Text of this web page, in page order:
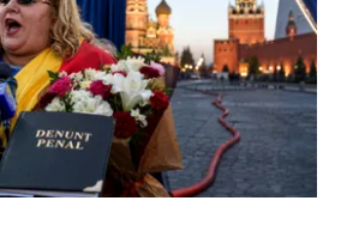
dur pe Ilie Bolojan: Un